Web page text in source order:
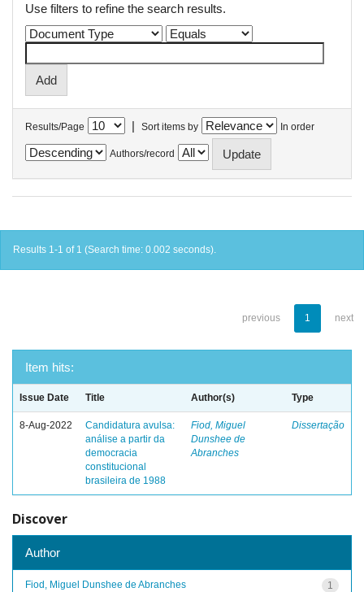
Use filters to refine the search results.
Results/Page | Sort items by In order
Authors/record
Results 1-1 of 1 (Search time: 0.002 seconds).
previous 1 next
Item hits:
Issue Date Title Author(s) Type
8-Aug-2022
Candidatura avulsa:
análise a partir da
democracia
constitucional
brasileira de 1988
Fiod, Miguel
Dunshee de
Abranches
Dissertação
Discover
Author
1
Fiod, Miguel Dunshee de Abranches